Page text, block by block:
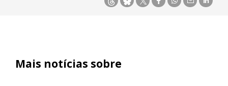
Mais notícias sobre